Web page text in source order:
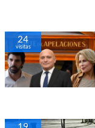
22
visitas